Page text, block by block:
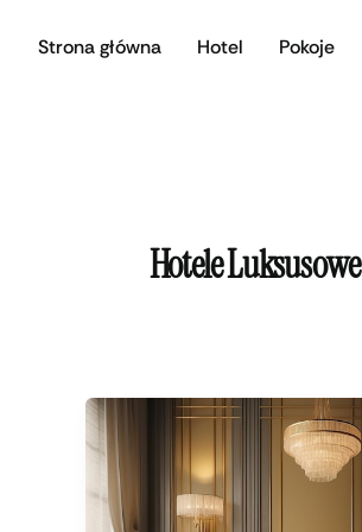
Strona główna Hotel Pokoje
Hotele Luksusowe